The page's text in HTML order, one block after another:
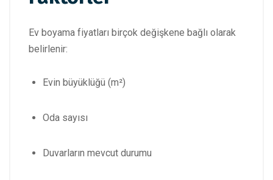
Ev boyama fiyatları birçok değişkene bağlı olarak
belirlenir:
Evin büyüklüğü (m²)
Oda sayısı
Duvarların mevcut durumu